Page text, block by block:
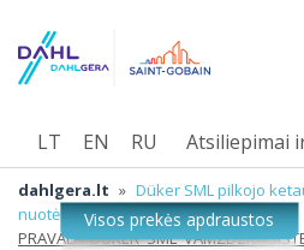
Atsiliepimai
LT EN RU
dahlgera.lt » Düker SML pilkojo
nuotėkoms »